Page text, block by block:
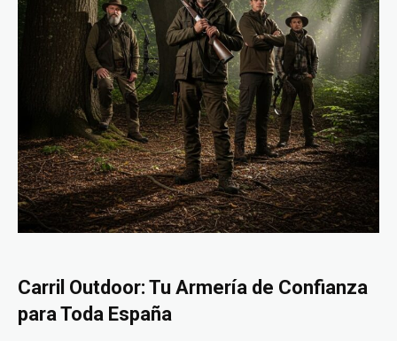
Carril Outdoor: Tu Armería de Confianza
para Toda España